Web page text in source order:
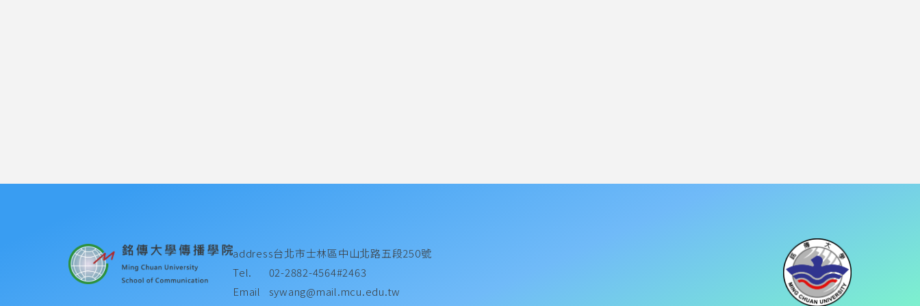
address台北市士林區中山北路五段250號
Tel.
02-2882-4564#2463
Email
sywang@mail.mcu.edu.tw